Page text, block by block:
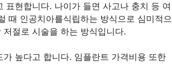
표현합니다. 나이가 들면 사고나 충치 등 여
때 인공치아를식립하는 방식으로 심미적으
절로 시술을 하는 방식입니다.
높다고 합니다. 임플란트 가격비용 또한